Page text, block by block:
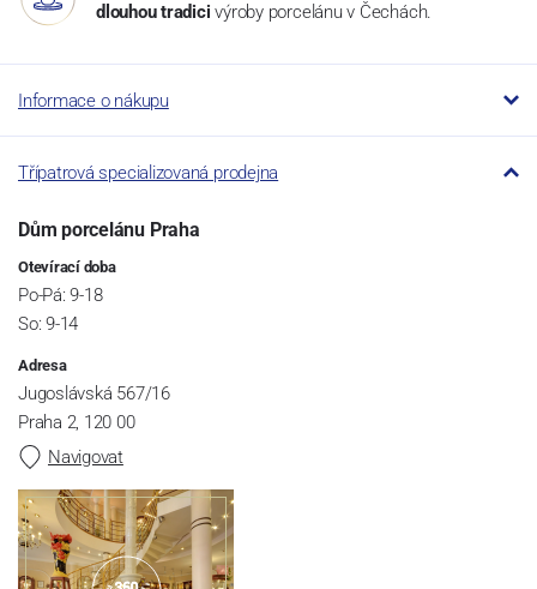
dlouhou tradici výroby porcelánu v Čechách.
Informace o nákupu
Třípatrová specializovaná prodejna
Dům porcelánu Praha
Otevírací doba
Po-Pá: 9-18
So: 9-14
Adresa
Jugoslávská 567/16
Praha 2, 120 00
Navigovat